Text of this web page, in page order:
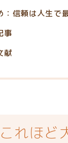
：信頼は人生で
事
献
れほど